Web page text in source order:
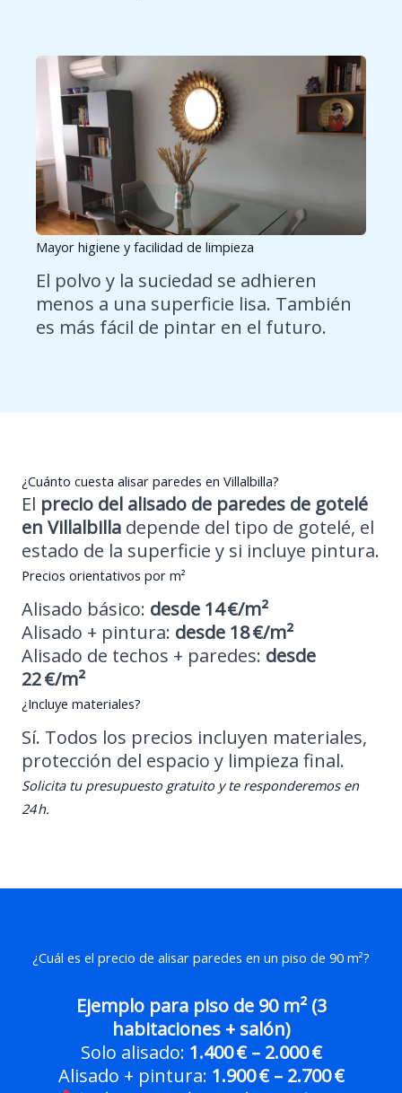
Mayor higiene y facilidad de limpieza
El polvo y la suciedad se adhieren
menos a una superficie lisa. También
es más fácil de pintar en el futuro.
¿Cuánto cuesta alisar paredes en Villalbilla?
El precio del alisado de paredes de gotelé
en Villalbilla depende del tipo de gotelé, el
estado de la superficie y si incluye pintura.
Precios orientativos por m²
Alisado básico: desde 14 €/m²
Alisado + pintura: desde 18 €/m²
Alisado de techos + paredes: desde
22 €/m²
¿Incluye materiales?
Sí. Todos los precios incluyen materiales,
protección del espacio y limpieza final.
Solicita tu presupuesto gratuito y te responderemos en
24 h.
¿Cuál es el precio de alisar paredes en un piso de 90 m²?
Ejemplo para piso de 90 m² (3
habitaciones + salón)
Solo alisado: 1.400 € – 2.000 €
Alisado + pintura: 1.900 € – 2.700 €